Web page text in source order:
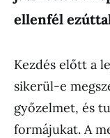
ellenfél
Kezdés előtt a
sikerül-e
győzelmet, és
formájukat. A